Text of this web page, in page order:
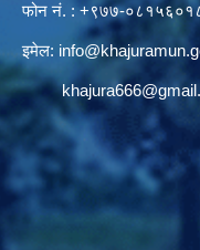
फोन नं. : +९७७-
इमेल: